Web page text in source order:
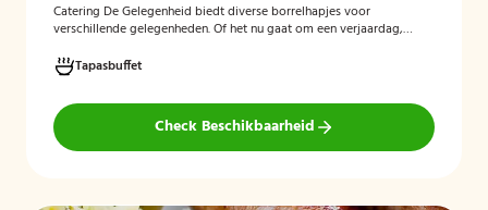
Catering De Gelegenheid biedt diverse borrelhapjes voor
verschillende gelegenheden. Of het nu gaat om een verjaardag,
Hieronder ziet u een selectie uit ons aanbod. Het zonnig tapasbuffet
is te bestellen vanaf 10 personen..
Tapasbuffet
Check Beschikbaarheid